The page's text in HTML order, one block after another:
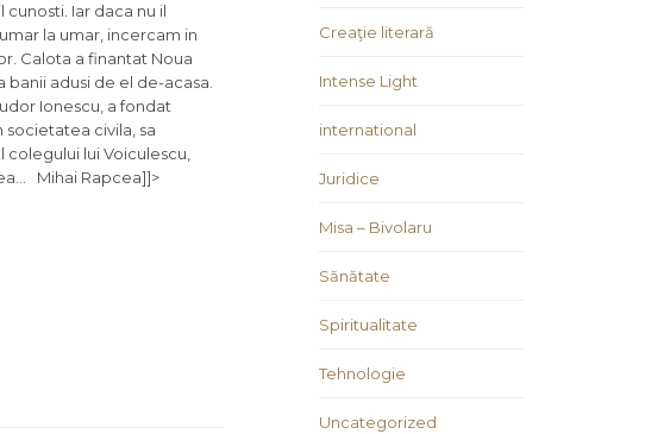
Iar daca nu il
la umar, incercam in
Calota a finantat Noua
adusi de el de-acasa.
Ionescu, a fondat
civila, sa
lui Voiculescu,
Mihai Rapcea]]>
Creaţie literară
Intense Light
international
Juridice
Misa – Bivolaru
Sănătate
Spiritualitate
Tehnologie
Uncategorized